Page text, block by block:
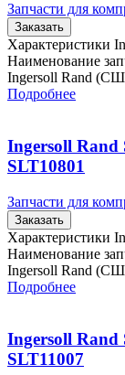
Запчасти для
Заказать
Характеристики
Наименование
Ingersoll Rand
Подробнее
Ingersoll
SLT10801
Запчасти для
Заказать
Характеристики
Наименование
Ingersoll Rand
Подробнее
Ingersoll
SLT11007